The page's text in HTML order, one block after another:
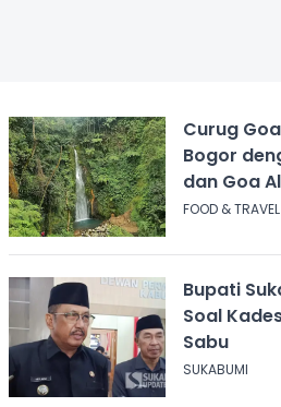
Curug
Bogor
dan Goa
FOOD & TRAVEL
Bupati
Soal
Sabu
SUKABUMI